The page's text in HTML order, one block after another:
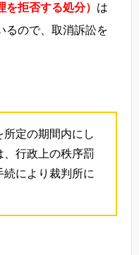
拒否する処分） は
るので、取消訴訟を
所定の期間内にし
行政上の秩序罰
により裁判所に